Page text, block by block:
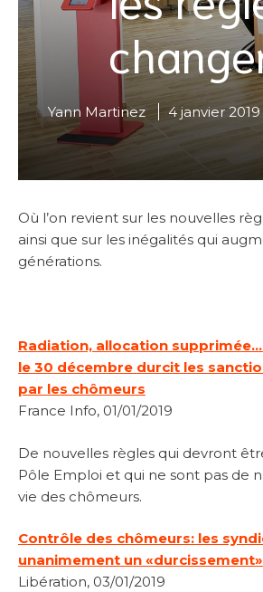
Yann Martinez 4 janvier 2019
Où l’on revient sur les nouvelles
ainsi que sur les inégalités qui
générations.
Radiation, allocation
le 30 décembre durcit les
par les chômeurs
France Info, 01/01/2019
De nouvelles règles qui devront
Pôle Emploi et qui ne sont pas de
vie des chômeurs.
Contrôle des chômeurs: les
unanimement un «durcissement»
Libération, 03/01/2019